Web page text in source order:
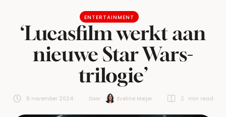
ENTERTAINMENT
‘Lucasfilm werkt aan
nieuwe Star Wars-
trilogie’
8 november 2024 Door: Eveline Meijer 2 min read